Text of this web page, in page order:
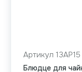
Артикул
Блюдце для